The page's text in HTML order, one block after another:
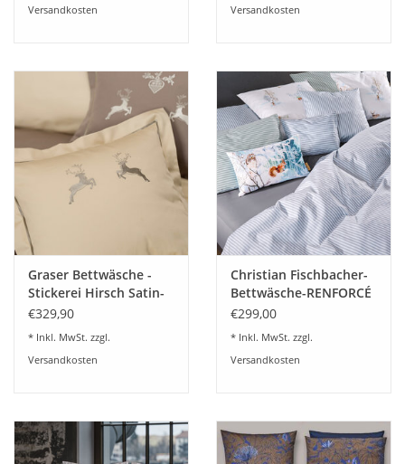
Versandkosten
Versandkosten
Graser Bettwäsche -
Stickerei Hirsch Satin-
mandel
€329,90
* Inkl. MwSt. zzgl.
Versandkosten
Christian Fischbacher-
Bettwäsche-RENFORCÉ
NILS
€299,00
* Inkl. MwSt. zzgl.
Versandkosten